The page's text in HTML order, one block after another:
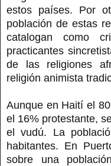
estos países. Por
población de estas
catalogan como
practicantes
de las religiones
religión animista
Aunque en Haití el
el 16% protestante,
el vudú. La
habitantes. En
sobre una